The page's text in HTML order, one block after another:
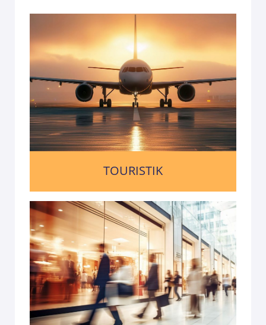
TOURISTIK